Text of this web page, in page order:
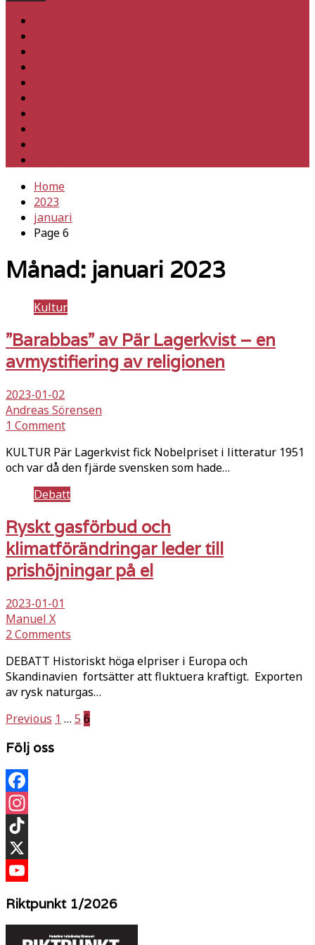
Home
2023
januari
Page 6
Månad: januari 2023
Kultur
”Barabbas” av Pär Lagerkvist – en
avmystifiering av religionen
2023-01-02
Andreas Sörensen
1 Comment
KULTUR Pär Lagerkvist fick Nobelpriset i litteratur 1951
och var då den fjärde svensken som hade…
Debatt
Ryskt gasförbud och
klimatförändringar leder till
prishöjningar på el
2023-01-01
Manuel X
2 Comments
DEBATT Historiskt höga elpriser i Europa och
Skandinavien fortsätter att fluktuera kraftigt. Exporten
av rysk naturgas…
Sidnumrering
för
inlägg
Previous 1 … 5 6
Följ oss
Facebook
Instagram
TikTok
X
Riktpunkt 1/2026